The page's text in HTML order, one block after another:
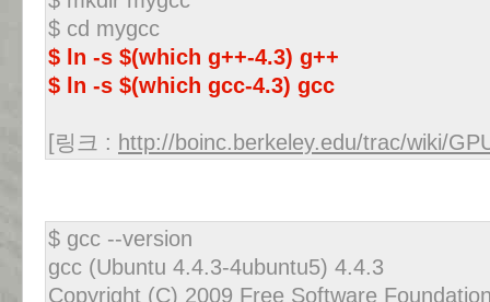
$ cd mygcc
$ ln -s $(which g++-4.3) g++
$ ln -s $(which gcc-4.3) gcc
[링크 : http://boinc.berkeley.edu/trac/wiki/
$ gcc --version
gcc (Ubuntu 4.4.3-4ubuntu5) 4.4.3
Copyright (C) 2009 Free Software